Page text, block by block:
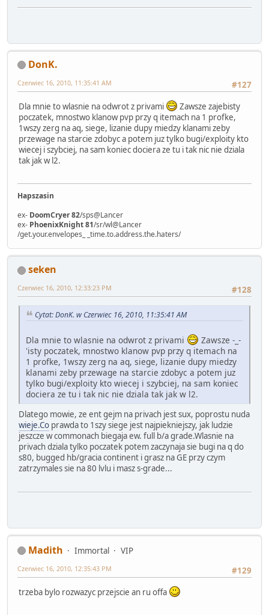
DonK.
#127
Czerwiec 16, 2010, 11:35:41 AM
Dla mnie to wlasnie na odwrot z privami
Zawsze zajebisty
poczatek, mnostwo klanow pvp przy q itemach na 1 profke,
1wszy zerg na aq, siege, lizanie dupy miedzy klanami zeby
przewage na starcie zdobyc a potem juz tylko bugi/exploity kto
wiecej i szybciej, na sam koniec dociera ze tu i tak nic nie dziala
tak jak w l2.
Hapszasin
ex- DoomCryer 82/sps@Lancer
ex- PhoenixKnight 81/sr/wl@Lancer
/get.your.envelopes_ _time.to.address.the.haters/
seken
#128
Czerwiec 16, 2010, 12:33:23 PM
Cytat: DonK. w Czerwiec 16, 2010, 11:35:41 AM
Dla mnie to wlasnie na odwrot z privami
Zawsze -_-
'isty poczatek, mnostwo klanow pvp przy q itemach na
1 profke, 1wszy zerg na aq, siege, lizanie dupy miedzy
klanami zeby przewage na starcie zdobyc a potem juz
tylko bugi/exploity kto wiecej i szybciej, na sam koniec
dociera ze tu i tak nic nie dziala tak jak w l2.
Dlatego mowie, ze ent gejm na privach jest sux, poprostu nuda
wieje.Co prawda to 1szy siege jest najpiekniejszy, jak ludzie
jeszcze w commonach biegaja ew. full b/a grade.Wlasnie na
privach dziala tylko poczatek potem zaczynaja sie bugi na q do
s80, bugged hb/gracia continent i grasz na GE przy czym
zatrzymales sie na 80 lvlu i masz s-grade...
Madith Immortal
VIP
#129
Czerwiec 16, 2010, 12:35:43 PM
trzeba bylo rozwazyc przejscie an ru offa